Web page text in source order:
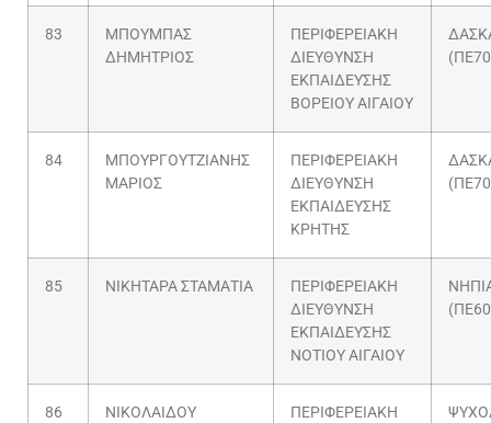
83
ΜΠΟΥΜΠΑΣ
ΔΗΜΗΤΡΙΟΣ
ΠΕΡΙΦΕΡΕΙΑΚΗ
ΔΙΕΥΘΥΝΣΗ
ΕΚΠΑΙΔΕΥΣΗΣ
ΒΟΡΕΙΟΥ ΑΙΓΑΙΟΥ
84
ΜΠΟΥΡΓΟΥΤΖΙΑΝΗΣ
ΜΑΡΙΟΣ
ΠΕΡΙΦΕΡΕΙΑΚΗ
ΔΙΕΥΘΥΝΣΗ
ΕΚΠΑΙΔΕΥΣΗΣ
ΚΡΗΤΗΣ
85 ΝΙΚΗΤΑΡΑ ΣΤΑΜΑΤΙΑ
ΠΕΡΙΦΕΡΕΙΑΚΗ
ΔΙΕΥΘΥΝΣΗ
ΕΚΠΑΙΔΕΥΣΗΣ
ΝΟΤΙΟΥ ΑΙΓΑΙΟΥ
86
ΝΙΚΟΛΑΙΔΟΥ
ΠΕΡΙΦΕΡΕΙΑΚΗ